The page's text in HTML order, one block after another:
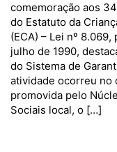
comemoração aos
do Estatuto da
(ECA) – Lei nº
julho de 1990,
do Sistema de
atividade ocorreu no
promovida pelo
Sociais local, o […]